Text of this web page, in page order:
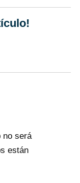
no será
están